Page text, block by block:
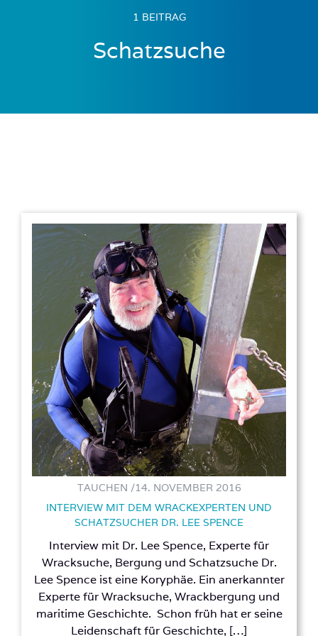
1 BEITRAG
Schatzsuche
TAUCHEN /14. NOVEMBER 2016
INTERVIEW MIT DEM WRACKEXPERTEN UND
SCHATZSUCHER DR. LEE SPENCE
Interview mit Dr. Lee Spence, Experte für
Wracksuche, Bergung und Schatzsuche Dr.
Lee Spence ist eine Koryphäe. Ein anerkannter
Experte für Wracksuche, Wrackbergung und
maritime Geschichte. Schon früh hat er seine
Leidenschaft für Geschichte, […]